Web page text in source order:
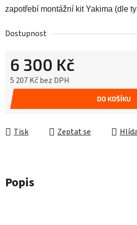
zapotřebí montážní kit Yakima (dle
Dostupnost
6 300 Kč
5 207 Kč bez DPH
Měrná cena:
DO KOŠÍKU
Tisk Zeptat se
Popis